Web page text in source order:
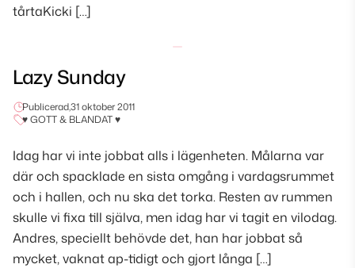
tårtaKicki […]
Lazy Sunday
Publicerad,31 oktober 2011
♥ GOTT & BLANDAT ♥
Idag har vi inte jobbat alls i lägenheten. Målarna var
där och spacklade en sista omgång i vardagsrummet
och i hallen, och nu ska det torka. Resten av rummen
skulle vi fixa till själva, men idag har vi tagit en vilodag.
Andres, speciellt behövde det, han har jobbat så
mycket, vaknat ap-tidigt och gjort långa […]